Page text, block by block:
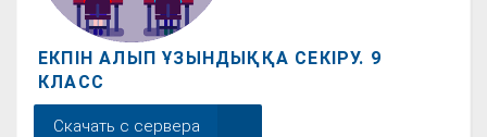
ЕКПІН АЛЫП ҰЗЫНДЫҚҚА СЕКІРУ. 9
КЛАСС
Скачать с сервера